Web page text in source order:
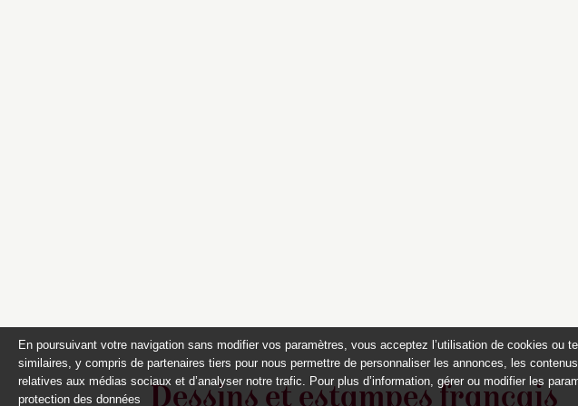
En poursuivant votre navigation sans modifier vos paramètres, vous acceptez l’utilisation de cookies ou
similaires, y compris de partenaires tiers pour nous permettre de personnaliser les annonces, les
relatives aux médias sociaux et d’analyser notre trafic. Pour plus d’information, gérer ou modifier les
protection des données